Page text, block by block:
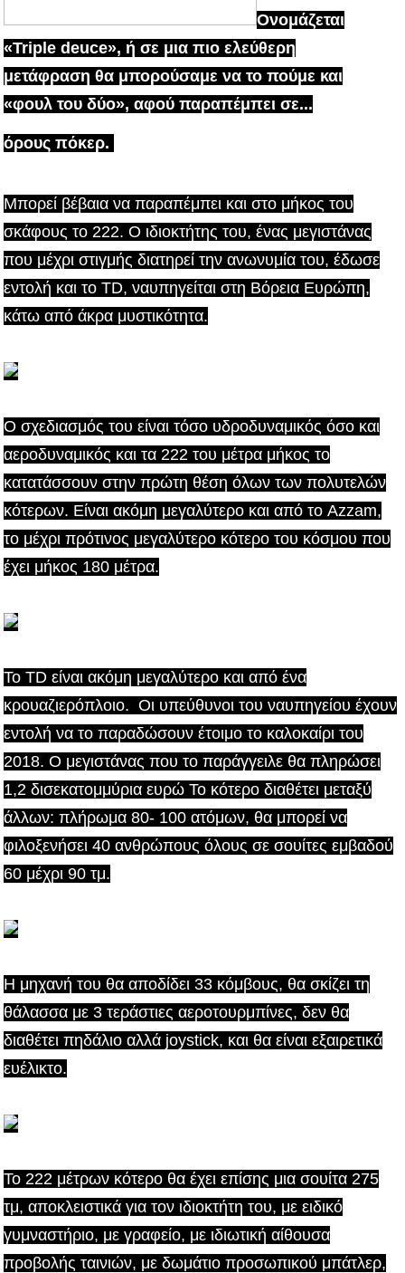
Ονομάζεται
«Triple deuce», ή σε μια πιο ελεύθερη
μετάφραση θα μπορούσαμε να το πούμε και
«φουλ του δύο», αφού παραπέμπει σε...
όρους πόκερ.
Μπορεί βέβαια να παραπέμπει και στο μήκος του
σκάφους το 222. Ο ιδιοκτήτης του, ένας μεγιστάνας
που μέχρι στιγμής διατηρεί την ανωνυμία του, έδωσε
εντολή και το TD, ναυπηγείται στη Βόρεια Ευρώπη,
κάτω από άκρα μυστικότητα.
Ο σχεδιασμός του είναι τόσο υδροδυναμικός όσο και
αεροδυναμικός και τα 222 του μέτρα μήκος το
κατατάσσουν στην πρώτη θέση όλων των πολυτελών
κότερων. Είναι ακόμη μεγαλύτερο και από το Azzam,
το μέχρι πρότινος μεγαλύτερο κότερο του κόσμου που
έχει μήκος 180 μέτρα.
Το TD είναι ακόμη μεγαλύτερο και από ένα
κρουαζιερόπλοιο. Οι υπεύθυνοι του ναυπηγείου έχουν
εντολή να το παραδώσουν έτοιμο το καλοκαίρι του
2018. Ο μεγιστάνας που το παράγγειλε θα πληρώσει
1,2 δισεκατομμύρια ευρώ Το κότερο διαθέτει μεταξύ
άλλων: πλήρωμα 80- 100 ατόμων, θα μπορεί να
φιλοξενήσει 40 ανθρώπους όλους σε σουίτες εμβαδού
60 μέχρι 90 τμ.
Η μηχανή του θα αποδίδει 33 κόμβους, θα σκίζει τη
θάλασσα με 3 τεράστιες αεροτουρμπίνες, δεν θα
διαθέτει πηδάλιο αλλά joystick, και θα είναι εξαιρετικά
ευέλικτο.
Το 222 μέτρων κότερο θα έχει επίσης μια σουίτα 275
τμ, αποκλειστικά για τον ιδιοκτήτη του, με ειδικό
γυμναστήριο, με γραφείο, με ιδιωτική αίθουσα
προβολής ταινιών, με δωμάτιο προσωπικού μπάτλερ,